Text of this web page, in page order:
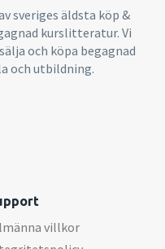
sveriges äldsta köp &
kurslitteratur. Vi
och köpa begagnad
och utbildning.
villkor